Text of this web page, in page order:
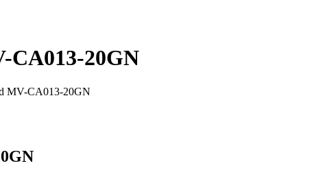
CA013-20GN
MV-CA013-20GN